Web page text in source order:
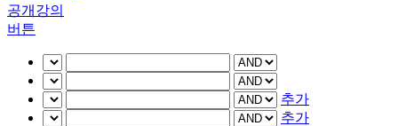
공개강의
버튼
추가
추가